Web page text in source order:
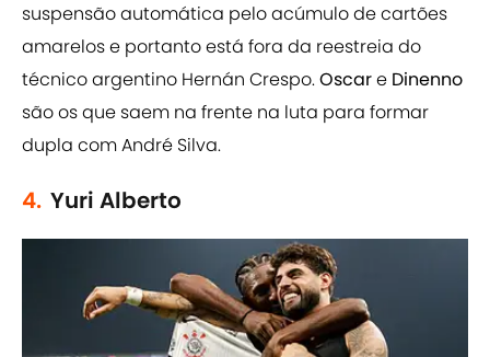
suspensão automática pelo acúmulo de cartões
amarelos e portanto está fora da reestreia do
técnico argentino Hernán Crespo.Oscare Dinenno
são os que saem na frente na luta para formar
dupla com André Silva.
4. Yuri Alberto